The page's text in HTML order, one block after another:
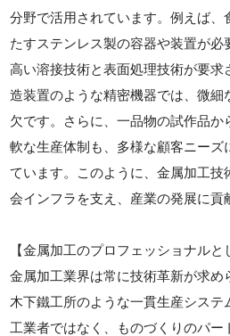
分野で活用されています。例えば、
たすステンレス製の容器や装置が必
高い溶接技術と表面処理技術が要求
造装置のような精密機器では、微細
欠です。さらに、一品物の試作品か
軟な生産体制も、多様な顧客ニーズ
ています。このように、金属加工技
会インフラを支え、産業の発展に貢
【金属加工のプロフェッショナルと
金属加工業界は常に技術革新が求め
木下鐵工所のような一貫生産システ
工業者ではなく、ものづくりのパ